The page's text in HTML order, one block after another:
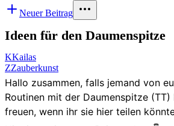
Neuer Beitrag
Ideen für den Daumenspitze
KKailas
ZZauberkunst
Hallo zusammen, falls jemand von
Routinen mit der Daumenspitze
freuen, wenn ihr sie hier teilen